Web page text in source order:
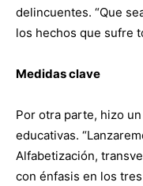
delincuentes. “Que
los hechos que sufre
Medidas clave
Por otra parte, hizo
educativas.
Alfabetización,
con énfasis en los